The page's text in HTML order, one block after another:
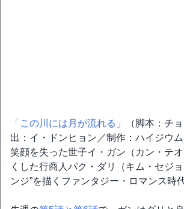
「この川には月が流れる」
（脚本：チ
出：イ・ドンヒョン／制作：ハイジウム
笑顔を失った世子イ・ガン（カン・テ
くした行商人パク・ダリ（キム・セジ
ンジ”を描くファンタジー・ロマンス時